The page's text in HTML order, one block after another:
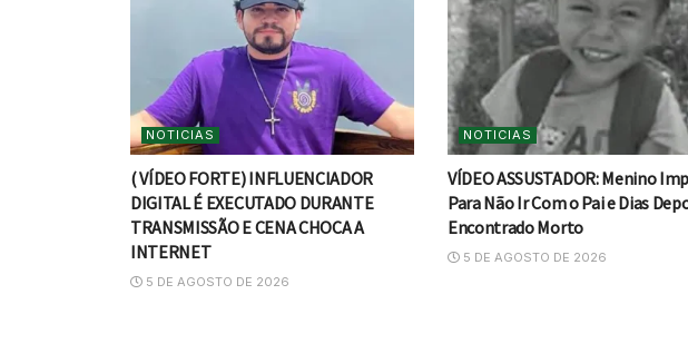
NOTICIAS
( VÍDEO FORTE) INFLUENCIADOR
DIGITAL É EXECUTADO DURANTE
TRANSMISSÃO E CENA CHOCA A
INTERNET
5 DE AGOSTO DE 2026
NOTICIAS
VÍDEO ASSUSTADOR: Menino
Para Não Ir Com o Pai e Dias
Encontrado Morto
5 DE AGOSTO DE 2026